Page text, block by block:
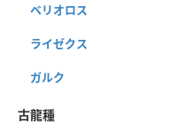
ベリオロス
ライゼクス
ガルク
古龍種